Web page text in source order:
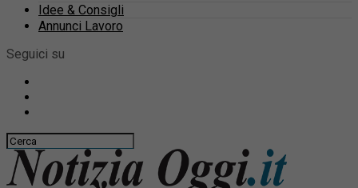
Idee & Consigli
Annunci Lavoro
Seguici su